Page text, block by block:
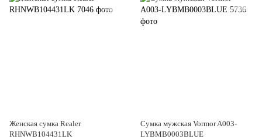
Женская сумка Realer
RHNWB104431LK
Сумка мужская Vormor A003-
LYBMB0003BLUE